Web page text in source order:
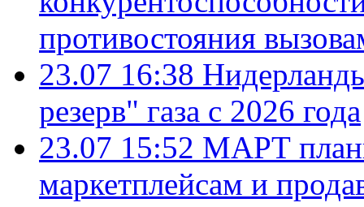
противостояния
23.07 16:38
резерв" газа с 2026 года
23.07 15:52 МАРТ
маркетплейсам и